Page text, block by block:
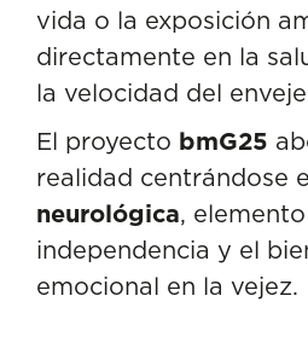
vida o la exposición
directamente en la
la velocidad del
El proyecto bmG25
realidad centrándose
neurológica,
independencia y el
emocional en la vejez.